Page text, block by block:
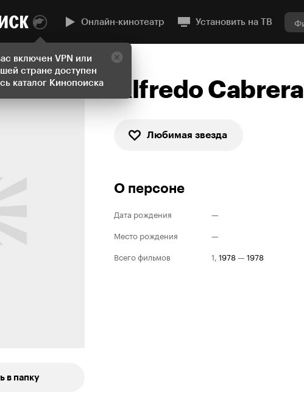
включен VPN или
стране доступен
каталог Кинопоиска
Онлайн-кинотеатр Установить на ТВ
в папку
Alfredo Cabrera
Любимая звезда
О персоне
Дата рождения
—
Место рождения
—
Всего фильмов
1, 1978— 1978